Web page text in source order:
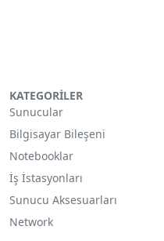
KATEGORİLER
Sunucular
Bilgisayar Bileşeni
Notebooklar
İş İstasyonları
Sunucu Aksesuarları
Network